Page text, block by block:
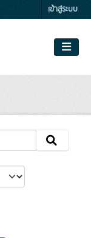
เข้าสู่ระบบ